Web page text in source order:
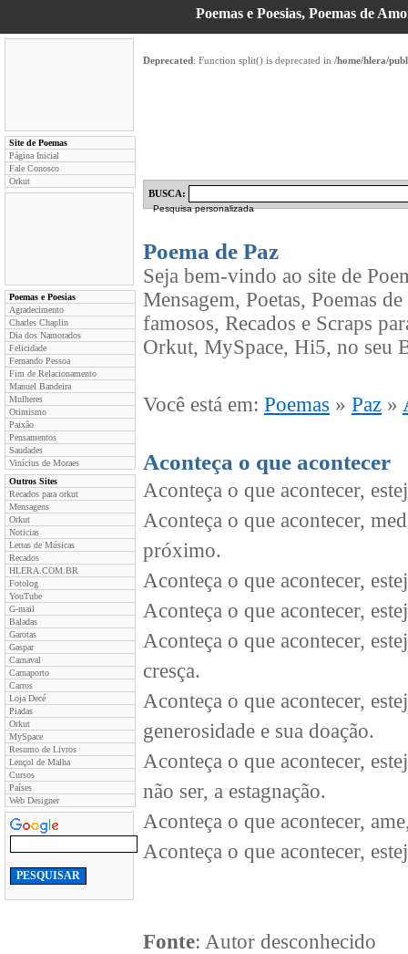
Poemas e Poesias, Poemas de
Site de Poemas
Página Inicial
Fale Conosco
Orkut
Poemas e Poesias
Agradecimento
Charles Chaplin
Dia dos Namorados
Felicidade
Fernando Pessoa
Fim de Relacionamento
Manuel Bandeira
Mulheres
Otimismo
Paixão
Pensamentos
Saudades
Vinícius de Moraes
Outros Sites
Recados para orkut
Mensagens
Orkut
Noticias
Letras de Músicas
Recados
HLERA.COM.BR
Fotolog
YouTube
G-mail
Baladas
Garotas
Gaspar
Carnaval
Carnaporto
Carros
Loja Decé
Piadas
Orkut
MySpace
Resumo de Livros
Lençol de Malha
Cursos
Países
Web Designer
Deprecated: Function split() is deprecated in /home/hlera/
BUSCA:
Pesquisa personalizada
Poema de Paz
Seja bem-vindo ao site de
Mensagem, Poetas, Poemas
famosos, Recados e Scraps
Orkut, MySpace, Hi5, no seu
Você está em: Poemas » Paz »
Aconteça o que acontecer
Aconteça o que acontecer,
Aconteça o que acontecer,
próximo.
Aconteça o que acontecer,
Aconteça o que acontecer,
Aconteça o que acontecer,
cresça.
Aconteça o que acontecer,
generosidade e sua doação.
Aconteça o que acontecer,
não ser, a estagnação.
Aconteça o que acontecer,
Aconteça o que acontecer,
Fonte: Autor desconhecido